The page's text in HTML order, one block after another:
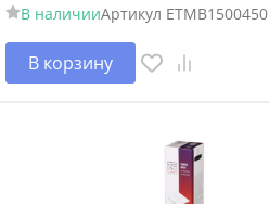
В наличииАртикул ETMB1500450
В корзину